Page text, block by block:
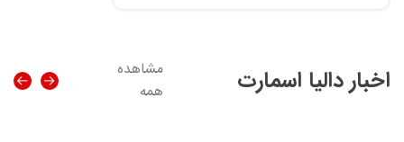
اخبار دالیا اسمارت
مشاهده
همه